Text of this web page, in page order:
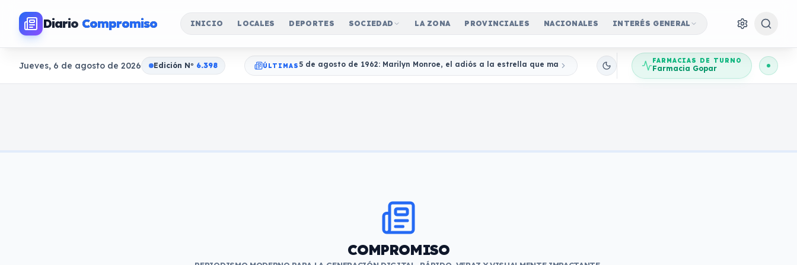
Diario Compromiso INICIO LOCALES DEPORTES SOCIEDAD LA ZONA PROVINCIALES NACIONALES INTERÉS GENERAL
Jueves, 6 de agosto de 2026 Edición No 6.398 ÚLTIMAS 5 de agosto de 1962: Marilyn Monroe, el adiós a la estrella que marcó para siempre la historia de Hollywood
FARMACIAS DE TURNO
Farmacia Gopar
COMPROMISO